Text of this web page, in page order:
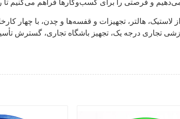
هالتر، تجهیزات و قفسه‌ها و چدن، با چهار
تجاری درجه یک، تجهیز باشگاه تجاری، گسترش